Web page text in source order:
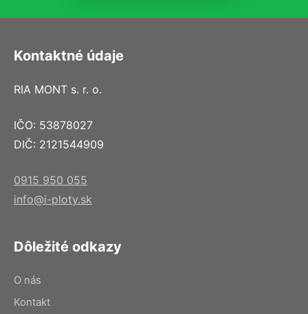
Kontaktné údaje
RIA MONT s. r. o.
IČO: 53878027
DIČ: 2121544909
0915 950 055
info@i-ploty.sk
Dôležité odkazy
O nás
Kontakt